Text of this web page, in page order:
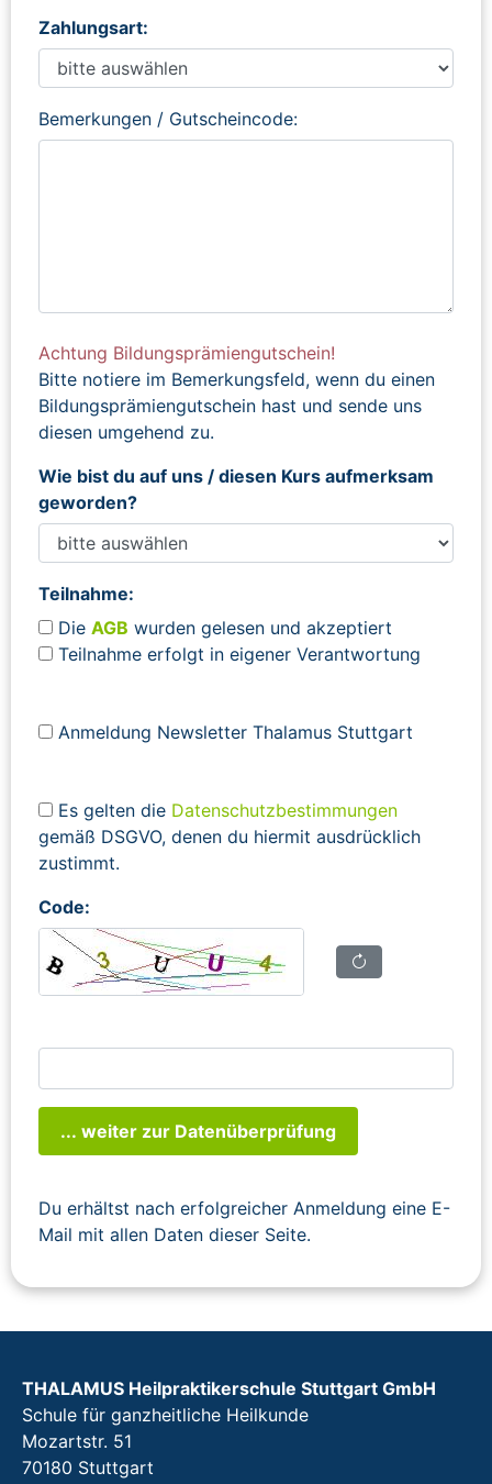
Zahlungsart:
Bemerkungen / Gutscheincode:
Achtung Bildungsprämiengutschein!
Bitte notiere im Bemerkungsfeld, wenn du einen
Bildungsprämiengutschein hast und sende uns
diesen umgehend zu.
Wie bist du auf uns / diesen Kurs aufmerksam
geworden?
Teilnahme:
Die AGB wurden gelesen und akzeptiert
Teilnahme erfolgt in eigener Verantwortung
Anmeldung Newsletter Thalamus Stuttgart
Es gelten die Datenschutzbestimmungen
gemäß DSGVO, denen du hiermit ausdrücklich
zustimmt.
Code:
... weiter zur Datenüberprüfung
Du erhältst nach erfolgreicher Anmeldung eine E-
Mail mit allen Daten dieser Seite.
THALAMUS Heilpraktikerschule Stuttgart GmbH
Schule für ganzheitliche Heilkunde
Mozartstr. 51
70180 Stuttgart